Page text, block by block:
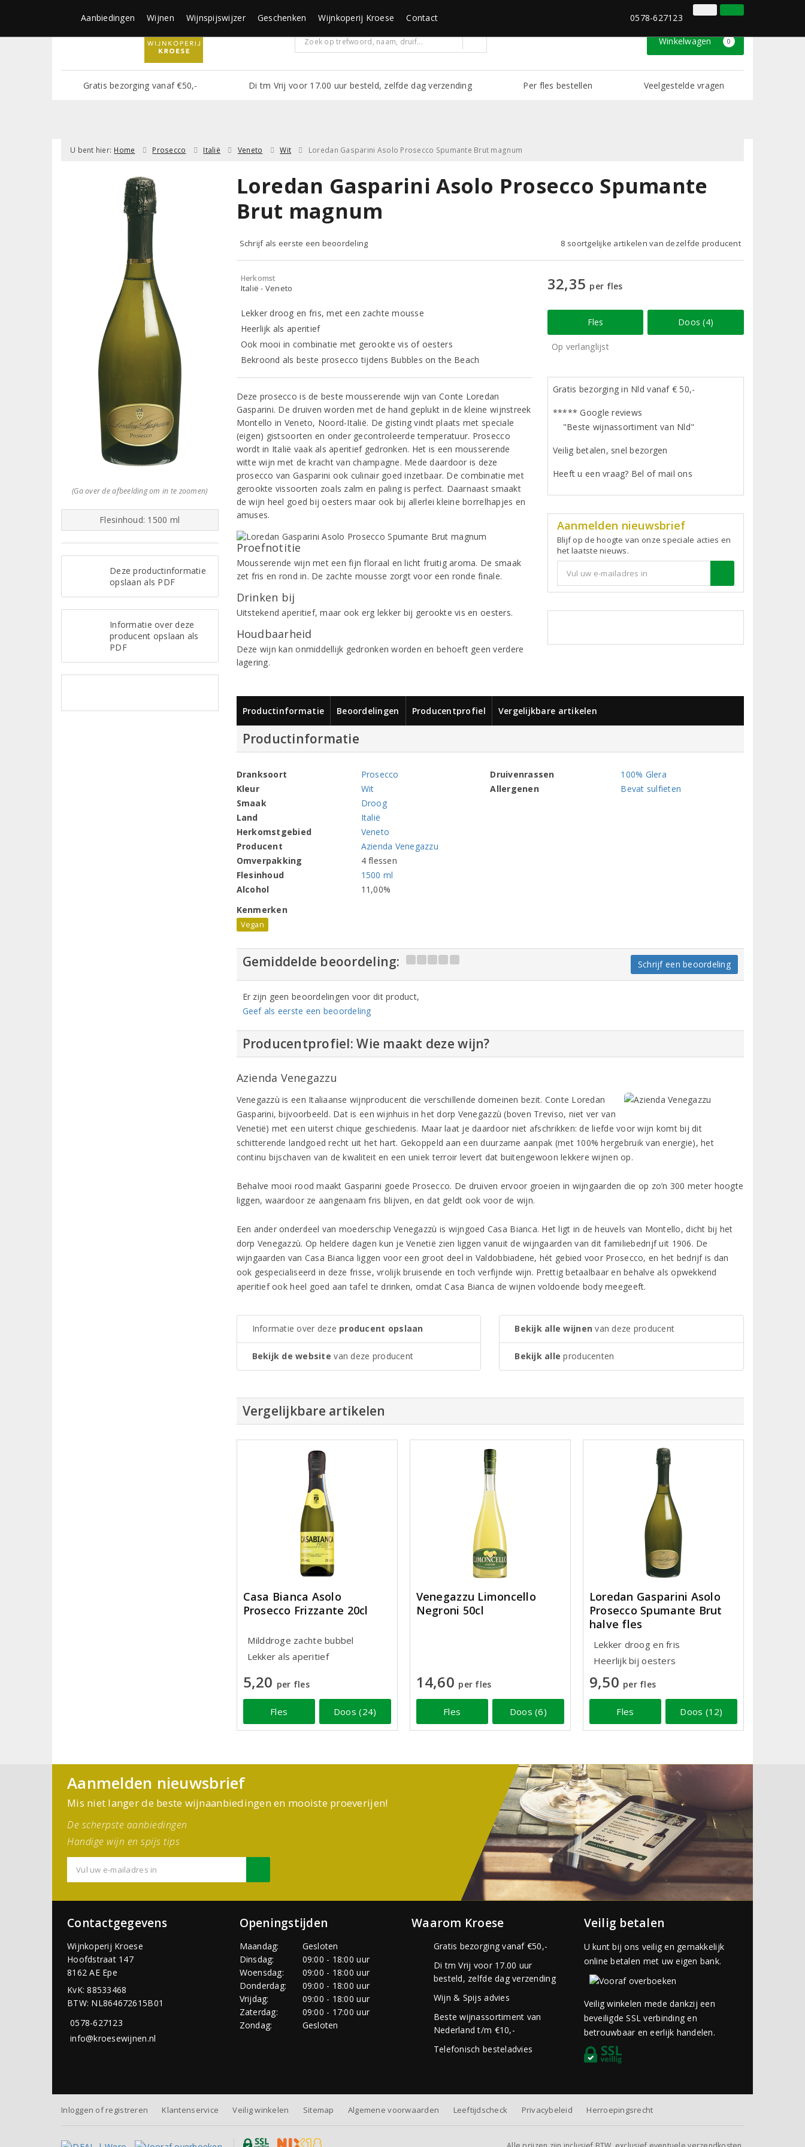
0578-627123 Inloggen Klantenservice
Winkelwagen 0
Gratis bezorging vanaf €50,- Di tm Vrij voor 17.00 uur besteld, zelfde dag verzending Per fles bestellen Veelgestelde vragen
Aanbiedingen Wijnen Wijnspijswijzer Geschenken Wijnkoperij Kroese Contact 0578-627123
U bent hier: Home Prosecco Italië Veneto Wit Loredan Gasparini Asolo Prosecco Spumante Brut magnum
(Ga over de afbeelding om in te zoomen)
Flesinhoud: 1500 ml
Deze productinformatie
opslaan als PDF
Informatie over deze
producent opslaan als
PDF
Loredan Gasparini Asolo Prosecco Spumante
Brut magnum
Schrijf als eerste een beoordeling 8 soortgelijke artikelen van dezelfde producent
Herkomst
Italië - Veneto
Lekker droog en fris, met een zachte mousse
Heerlijk als aperitief
Ook mooi in combinatie met gerookte vis of oesters
Bekroond als beste prosecco tijdens Bubbles on the Beach
Deze prosecco is de beste mousserende wijn van Conte Loredan
Gasparini. De druiven worden met de hand geplukt in de kleine wijnstreek
Montello in Veneto, Noord-Italië. De gisting vindt plaats met speciale
(eigen) gistsoorten en onder gecontroleerde temperatuur. Prosecco
wordt in Italië vaak als aperitief gedronken. Het is een mousserende
witte wijn met de kracht van champagne. Mede daardoor is deze
prosecco van Gasparini ook culinair goed inzetbaar. De combinatie met
gerookte vissoorten zoals zalm en paling is perfect. Daarnaast smaakt
de wijn heel goed bij oesters maar ook bij allerlei kleine borrelhapjes en
amuses.
Proefnotitie
Mousserende wijn met een fijn floraal en licht fruitig aroma. De smaak
zet fris en rond in. De zachte mousse zorgt voor een ronde finale.
Drinken bij
Uitstekend aperitief, maar ook erg lekker bij gerookte vis en oesters.
Houdbaarheid
Deze wijn kan onmiddellijk gedronken worden en behoeft geen verdere
lagering.
32,35 per fles
Fles Doos (4)
Op verlanglijst
Gratis bezorging in Nld vanaf € 50,-
***** Google reviews
"Beste wijnassortiment van Nld"
Veilig betalen, snel bezorgen
Heeft u een vraag? Bel of mail ons
Aanmelden nieuwsbrief
Blijf op de hoogte van onze speciale acties en
het laatste nieuws.
Productinformatie Beoordelingen Producentprofiel Vergelijkbare artikelen
Productinformatie
Dranksoort
Prosecco
Kleur
Wit
Smaak
Droog
Land
Italië
Herkomstgebied
Veneto
Producent
Azienda Venegazzu
Omverpakking
4 flessen
Flesinhoud
1500 ml
Alcohol
11,00%
Druivenrassen
100% Glera
Allergenen
Bevat sulfieten
Kenmerken
Vegan
Gemiddelde beoordeling: Schrijf een beoordeling
Er zijn geen beoordelingen voor dit product,
Geef als eerste een beoordeling
Producentprofiel: Wie maakt deze wijn?
Azienda Venegazzu
Venegazzù is een Italiaanse wijnproducent die verschillende domeinen bezit. Conte Loredan
Gasparini, bijvoorbeeld. Dat is een wijnhuis in het dorp Venegazzù (boven Treviso, niet ver van
Venetië) met een uiterst chique geschiedenis. Maar laat je daardoor niet afschrikken: de liefde voor wijn komt bij dit
schitterende landgoed recht uit het hart. Gekoppeld aan een duurzame aanpak (met 100% hergebruik van energie), het
continu bijschaven van de kwaliteit en een uniek terroir levert dat buitengewoon lekkere wijnen op.
Behalve mooi rood maakt Gasparini goede Prosecco. De druiven ervoor groeien in wijngaarden die op zo’n 300 meter hoogte
liggen, waardoor ze aangenaam fris blijven, en dat geldt ook voor de wijn.
Een ander onderdeel van moederschip Venegazzù is wijngoed Casa Bianca. Het ligt in de heuvels van Montello, dicht bij het
dorp Venegazzù. Op heldere dagen kun je Venetië zien liggen vanuit de wijngaarden van dit familiebedrijf uit 1906. De
wijngaarden van Casa Bianca liggen voor een groot deel in Valdobbiadene, hét gebied voor Prosecco, en het bedrijf is dan
ook gespecialiseerd in deze frisse, vrolijk bruisende en toch verfijnde wijn. Prettig betaalbaar en behalve als opwekkend
aperitief ook heel goed aan tafel te drinken, omdat Casa Bianca de wijnen voldoende body meegeeft.
Informatie over deze producent opslaan
Bekijk de website van deze producent
Bekijk alle wijnen van deze producent
Bekijk alle producenten
Vergelijkbare artikelen
Casa Bianca Asolo
Prosecco Frizzante 20cl
Milddroge zachte bubbel
Lekker als aperitief
5,20 per fles
Fles Doos (24)
Venegazzu Limoncello
Negroni 50cl
14,60 per fles
Fles Doos (6)
Loredan Gasparini Asolo
Prosecco Spumante Brut
halve fles
Lekker droog en fris
Heerlijk bij oesters
9,50 per fles
Fles Doos (12)
Aanmelden nieuwsbrief
Mis niet langer de beste wijnaanbiedingen en mooiste proeverijen!
De scherpste aanbiedingen
Handige wijn en spijs tips
Contactgegevens
Wijnkoperij Kroese
Hoofdstraat 147
8162 AE Epe
KvK: 88533468
BTW: NL864672615B01
0578-627123
info@kroesewijnen.nl
Openingstijden
Maandag:
Gesloten
Dinsdag:
09:00 - 18:00 uur
Woensdag:
09:00 - 18:00 uur
Donderdag:
09:00 - 18:00 uur
Vrijdag:
09:00 - 18:00 uur
Zaterdag:
09:00 - 17:00 uur
Zondag:
Gesloten
Waarom Kroese
Gratis bezorging vanaf €50,-
Di tm Vrij voor 17.00 uur
besteld, zelfde dag verzending
Wijn & Spijs advies
Beste wijnassortiment van
Nederland t/m €10,-
Telefonisch besteladvies
Veilig betalen
U kunt bij ons veilig en gemakkelijk
online betalen met uw eigen bank.
Veilig winkelen mede dankzij een
beveiligde SSL verbinding en
betrouwbaar en eerlijk handelen.
Inloggen of registreren Klantenservice Veilig winkelen Sitemap Algemene voorwaarden Leeftijdscheck Privacybeleid Herroepingsrecht